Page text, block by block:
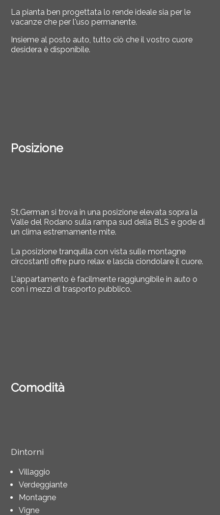
La pianta ben progettata lo rende ideale sia per le
vacanze che per l'uso permanente.
Insieme al posto auto, tutto ciò che il vostro cuore
desidera è disponibile.
Posizione
St.German si trova in una posizione elevata sopra la
Valle del Rodano sulla rampa sud della BLS e gode di
un clima estremamente mite.
La posizione tranquilla con vista sulle montagne
circostanti offre puro relax e lascia ciondolare il cuore.
L'appartamento è facilmente raggiungibile in auto o
con i mezzi di trasporto pubblico.
Comodità
Dintorni
Villaggio
Verdeggiante
Montagne
Vigne